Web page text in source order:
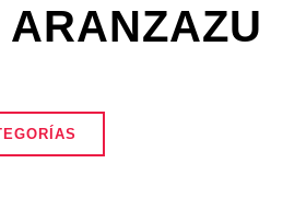
ARANZAZU